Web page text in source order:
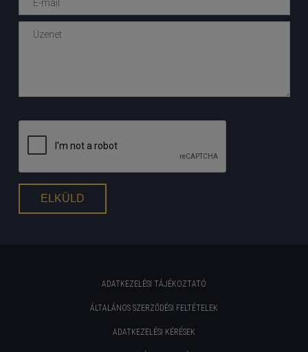
ADATKEZELÉSI TÁJÉKOZTATÓ
ÁLTALÁNOS SZERZŐDÉSI FELTÉTELEK
ADATKEZELÉSI KÉRÉSEK